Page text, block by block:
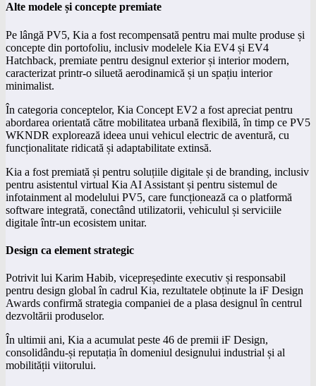
Alte modele și concepte premiate
Pe lângă PV5, Kia a fost recompensată pentru mai multe produse și
concepte din portofoliu, inclusiv modelele Kia EV4 și EV4
Hatchback, premiate pentru designul exterior și interior modern,
caracterizat printr-o siluetă aerodinamică și un spațiu interior
minimalist.
În categoria conceptelor, Kia Concept EV2 a fost apreciat pentru
abordarea orientată către mobilitatea urbană flexibilă, în timp ce PV5
WKNDR explorează ideea unui vehicul electric de aventură, cu
funcționalitate ridicată și adaptabilitate extinsă.
Kia a fost premiată și pentru soluțiile digitale și de branding, inclusiv
pentru asistentul virtual Kia AI Assistant și pentru sistemul de
infotainment al modelului PV5, care funcționează ca o platformă
software integrată, conectând utilizatorii, vehiculul și serviciile
digitale într-un ecosistem unitar.
Design ca element strategic
Potrivit lui Karim Habib, vicepreședinte executiv și responsabil
pentru design global în cadrul Kia, rezultatele obținute la iF Design
Awards confirmă strategia companiei de a plasa designul în centrul
dezvoltării produselor.
În ultimii ani, Kia a acumulat peste 46 de premii iF Design,
consolidându-și reputația în domeniul designului industrial și al
mobilității viitorului.